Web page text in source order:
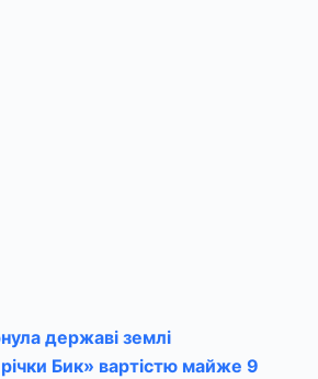
державі землі
Бик» вартістю майже 9